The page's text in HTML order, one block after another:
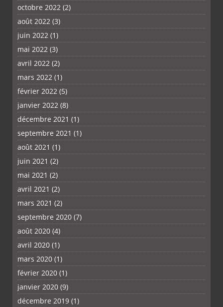
octobre 2022 (2)
août 2022 (3)
juin 2022 (1)
mai 2022 (3)
avril 2022 (2)
mars 2022 (1)
février 2022 (5)
janvier 2022 (8)
décembre 2021 (1)
septembre 2021 (1)
août 2021 (1)
juin 2021 (2)
mai 2021 (2)
avril 2021 (2)
mars 2021 (2)
septembre 2020 (7)
août 2020 (4)
avril 2020 (1)
mars 2020 (1)
février 2020 (1)
janvier 2020 (9)
décembre 2019 (1)